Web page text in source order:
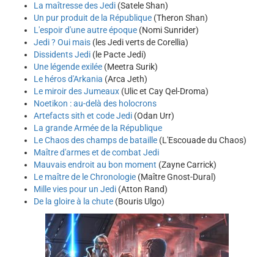
La maîtresse des Jedi (Satele Shan)
Un pur produit de la République (Theron Shan)
L'espoir d'une autre époque (Nomi Sunrider)
Jedi ? Oui mais (les Jedi verts de Corellia)
Dissidents Jedi (le Pacte Jedi)
Une légende exilée (Meetra Surik)
Le héros d'Arkania (Arca Jeth)
Le miroir des Jumeaux (Ulic et Cay Qel-Droma)
Noetikon : au-delà des holocrons
Artefacts sith et code Jedi (Odan Urr)
La grande Armée de la République
Le Chaos des champs de bataille (L'Escouade du Chaos)
Maître d'armes et de combat Jedi
Mauvais endroit au bon moment (Zayne Carrick)
Le maître de le Chronologie (Maître Gnost-Dural)
Mille vies pour un Jedi (Atton Rand)
De la gloire à la chute (Bouris Ulgo)